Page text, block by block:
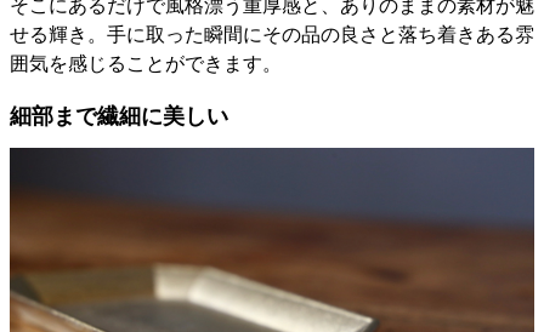
そこにあるだけで風格漂う重厚感と、ありのままの素材が魅
せる輝き。手に取った瞬間にその品の良さと落ち着きある雰
囲気を感じることができます。
細部まで繊細に美しい